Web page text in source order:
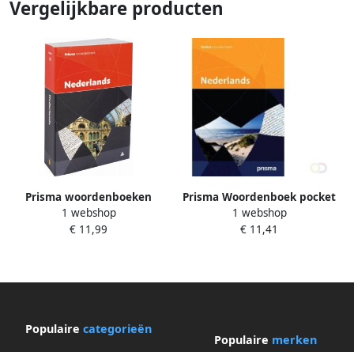
Vergelijkbare producten
Prisma woordenboeken
Prisma pocket woordenboek
Nederlands Belgische editie
1 webshop
€ 11,99
Prisma Woordenboek pocket
Nederlands
1 webshop
€ 11,41
Populaire categorieën
Populaire merken